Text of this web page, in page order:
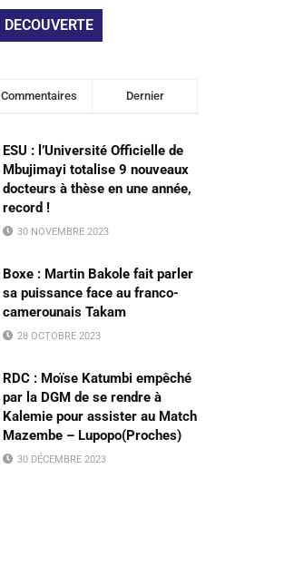
DECOUVERTE
Commentaires Dernier
ESU : l’Université Officielle de
Mbujimayi totalise 9 nouveaux
docteurs à thèse en une année,
record !
30 NOVEMBRE 2023
Boxe : Martin Bakole fait parler
sa puissance face au franco-
camerounais Takam
28 OCTOBRE 2023
RDC : Moïse Katumbi empêché
par la DGM de se rendre à
Kalemie pour assister au Match
Mazembe – Lupopo(Proches)
30 DÉCEMBRE 2023